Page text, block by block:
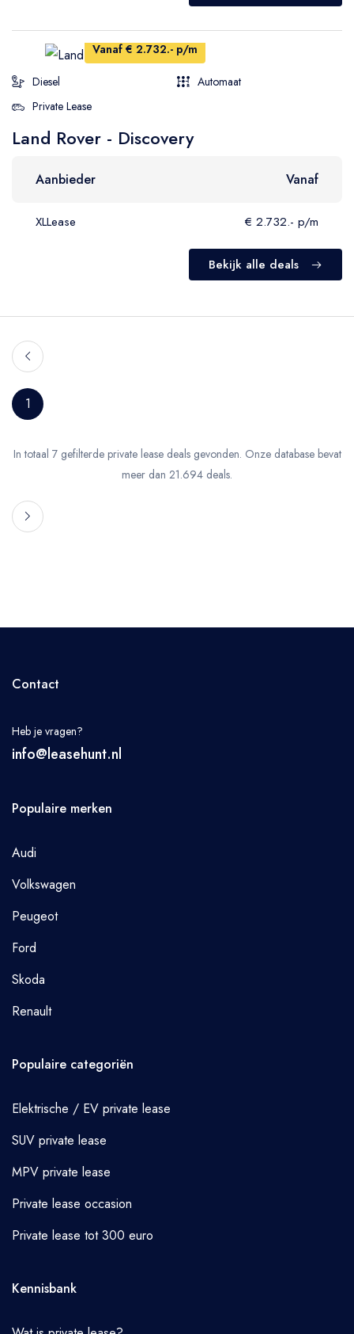
Vanaf € 2.732.- p/m
Diesel
Automaat
Private Lease
Land Rover - Discovery
Aanbieder Vanaf
XLLease € 2.732.- p/m
Bekijk alle deals
1
In totaal 7 gefilterde private lease deals gevonden. Onze database bevat
meer dan 21.694 deals.
Contact
Heb je vragen?
info@leasehunt.nl
Populaire merken
Audi
Volkswagen
Peugeot
Ford
Skoda
Renault
Populaire categoriën
Elektrische / EV private lease
SUV private lease
MPV private lease
Private lease occasion
Private lease tot 300 euro
Kennisbank